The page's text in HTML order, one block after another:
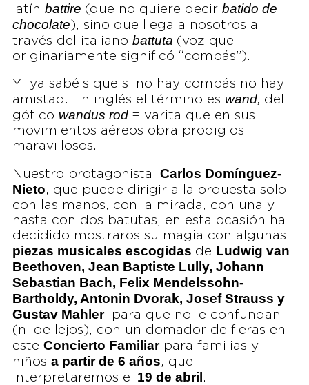
latín battire (que no quiere decir batido de
chocolate ), sino que llega a nosotros a
través del italiano battuta (voz que
originariamente significó “compás”).
Y ya sabéis que si no hay compás no hay
amistad. En inglés el término es wand, del
gótico wandus rod = varita que en sus
movimientos aéreos obra prodigios
maravillosos.
Nuestro protagonista, Carlos Domínguez-
Nieto, que puede dirigir a la orquesta solo
con las manos, con la mirada, con una y
hasta con dos batutas, en esta ocasión ha
decidido mostraros su magia con algunas
piezas musicales escogidas de Ludwig van
Beethoven, Jean Baptiste Lully, Johann
Sebastian Bach, Felix Mendelssohn-
Bartholdy, Antonin Dvorak, Josef Strauss y
Gustav Mahler
para que no le confundan
(ni de lejos), con un domador de fieras en
este Concierto Familiarpara familias y
niños a partir de 6 años, que
interpretaremos el
19 de abril .